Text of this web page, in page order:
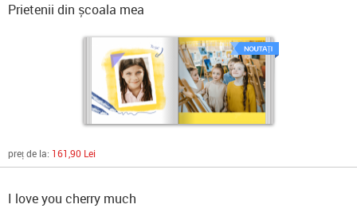
Prietenii din școala mea
preț de la: 161,90 Lei
I love you cherry much